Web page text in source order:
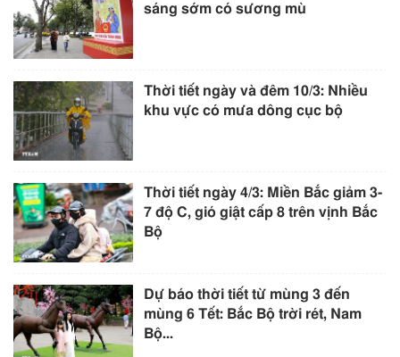
sáng sớm có sương mù
Thời tiết ngày và đêm 10/3: Nhiều
khu vực có mưa dông cục bộ
Thời tiết ngày 4/3: Miền Bắc giảm 3-
7 độ C, gió giật cấp 8 trên vịnh Bắc
Bộ
Dự báo thời tiết từ mùng 3 đến
mùng 6 Tết: Bắc Bộ trời rét, Nam
Bộ...